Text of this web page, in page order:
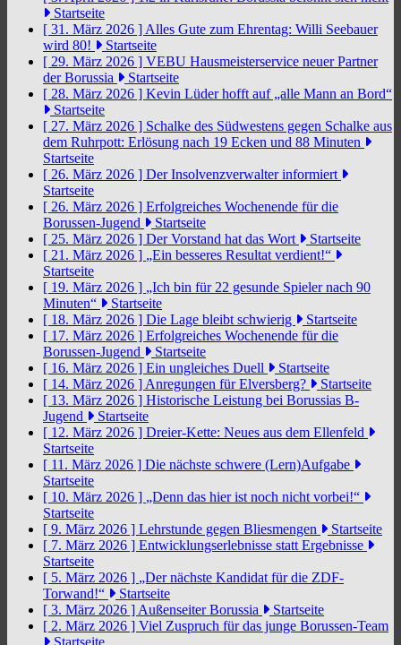
Startseite
[ 31. März 2026 ] Alles Gute zum Ehrentag: Willi Seebauer
wird 80!
Startseite
[ 29. März 2026 ] VEBU Hausmeisterservice neuer Partner
der Borussia
Startseite
[ 28. März 2026 ] Kevin Lüder hofft auf „alle Mann an Bord“
Startseite
[ 27. März 2026 ] Schalke des Südwestens gegen Schalke aus
dem Ruhrpott: Erlösung nach 19 Ecken und 88 Minuten
Startseite
[ 26. März 2026 ] Der Insolvenzverwalter informiert
Startseite
[ 26. März 2026 ] Erfolgreiches Wochenende für die
Borussen-Jugend
Startseite
[ 25. März 2026 ] Der Vorstand hat das Wort
Startseite
[ 21. März 2026 ] „Ein besseres Resultat verdient!“
Startseite
[ 19. März 2026 ] „Ich bin für 22 gesunde Spieler nach 90
Minuten“
Startseite
[ 18. März 2026 ] Die Lage bleibt schwierig
Startseite
[ 17. März 2026 ] Erfolgreiches Wochenende für die
Borussen-Jugend
Startseite
[ 16. März 2026 ] Ein ungleiches Duell
Startseite
[ 14. März 2026 ] Anregungen für Elversberg?
Startseite
[ 13. März 2026 ] Historische Leistung bei Borussias B-
Jugend
Startseite
[ 12. März 2026 ] Dreier-Kette: Neues aus dem Ellenfeld
Startseite
[ 11. März 2026 ] Die nächste schwere (Lern)Aufgabe
Startseite
[ 10. März 2026 ] „Denn das hier ist noch nicht vorbei!“
Startseite
[ 9. März 2026 ] Lehrstunde gegen Bliesmengen
Startseite
[ 7. März 2026 ] Entwicklungserlebnisse statt Ergebnisse
Startseite
[ 5. März 2026 ] „Der nächste Kandidat für die ZDF-
Torwand!“
Startseite
[ 3. März 2026 ] Außenseiter Borussia
Startseite
[ 2. März 2026 ] Viel Zuspruch für das junge Borussen-Team
Startseite